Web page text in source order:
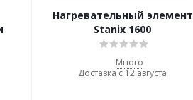
Нагревательный элемент
Stanix 1600
Много
Доставка с 12 августа